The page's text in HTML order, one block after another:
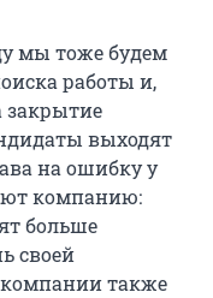
мы тоже будем
работы и,
закрытие
выходят
на ошибку у
компанию:
больше
своей
компании также